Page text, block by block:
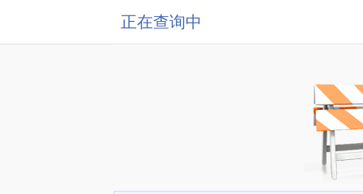
正在查询中